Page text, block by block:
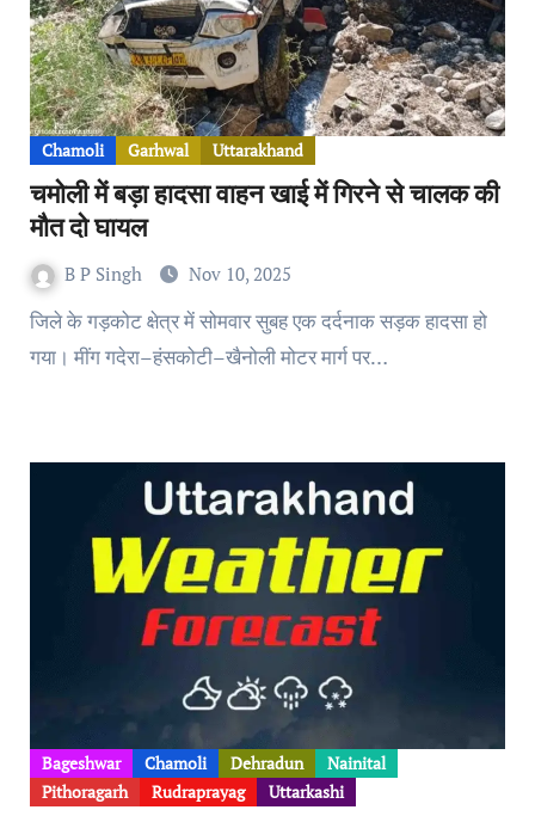
Chamoli Garhwal Uttarakhand
चमोली में बड़ा हादसा वाहन खाई में गिरने से चालक की
मौत दो घायल
B P Singh Nov 10, 2025
जिले के गड़कोट क्षेत्र में सोमवार सुबह एक दर्दनाक सड़क हादसा हो
गया। मींग गदेरा–हंसकोटी–खैनोली मोटर मार्ग पर…
Bageshwar Chamoli Dehradun
Nainital
Pithoragarh
Rudraprayag Uttarkashi